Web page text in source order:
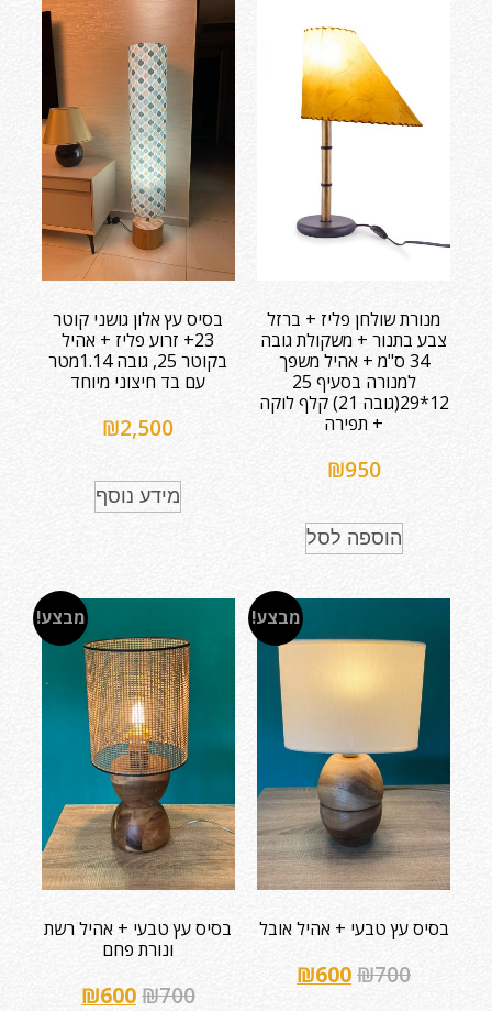
מנורת שולחן פליז + ברזל
צבע בתנור + משקולת גובה
34 ס"מ + אהיל משפך
למנורה בסעיף 25
12*29(גובה 21) קלף לוקה
+ תפירה
₪950
הוספה לסל
בסיס עץ אלון גושני קוטר
23+ זרוע פליז + אהיל
בקוטר 25, גובה 1.14מטר
עם בד חיצוני מיוחד
₪2,500
מידע נוסף
מבצע!
בסיס עץ טבעי + אהיל אובל
₪700
₪600
מבצע!
בסיס עץ טבעי + אהיל רשת
ונורת פחם
₪700
₪600